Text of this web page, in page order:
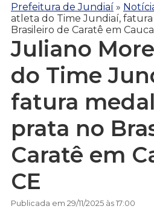
Prefeitura de Jundiaí »
atleta do Time Jundiaí,
Brasileiro de Caratê em
Juliano
do Time
fatura
prata no
Caratê em
CE
Publicada em 29/11/2025 às 17:00